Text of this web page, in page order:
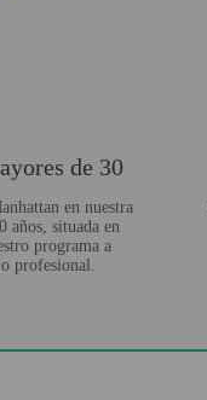
de 30
en nuestra
años, situada en
programa a
profesional.